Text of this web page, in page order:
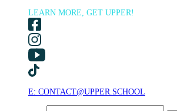
LEARN MORE, GET UPPER!
E: CONTACT@UPPER.SCHOOL